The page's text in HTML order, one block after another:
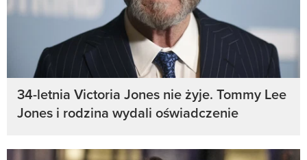
34-letnia Victoria Jones nie żyje. Tommy Lee
Jones i rodzina wydali oświadczenie